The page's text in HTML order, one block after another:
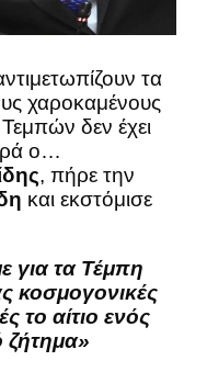
τα
χαροκαμένους
δεν έχει
ο…
, πήρε την
και εκστόμισε
για τα Τέμπη
κοσμογονικές
το αίτιο ενός
ζήτημα»